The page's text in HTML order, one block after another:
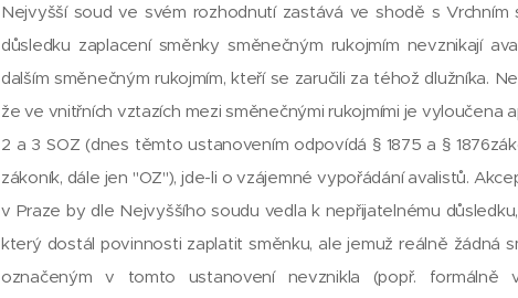
Nejvyšší soud ve svém rozhodnutí zastává ve shodě s
důsledku zaplacení směnky směnečným rukojmím nevznikají
dalším směnečným rukojmím, kteří se zaručili za téhož dlužníka.
že ve vnitřních vztazích mezi směnečnými rukojmími je vyloučena
2 a 3 SOZ (dnes těmto ustanovením odpovídá § 1875 a §
zákoník, dále jen "OZ"), jde-li o vzájemné vypořádání avalistů.
v Praze by dle Nejvyššího soudu vedla k nepřijatelnému
který dostál povinnosti zaplatit směnku, ale jemuž reálně žádná
označeným v tomto ustanovení nevznikla (popř. formálně